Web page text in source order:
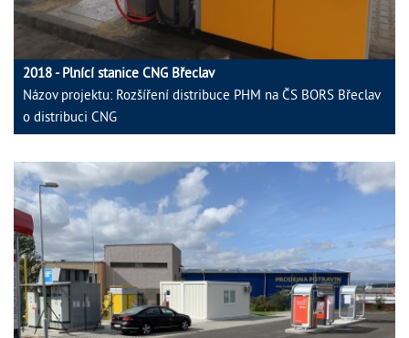
2018 - Plnící stanice CNG Břeclav
Názov projektu: Rozšíření distribuce PHM na ČS BORS Břeclav
o distribuci CNG